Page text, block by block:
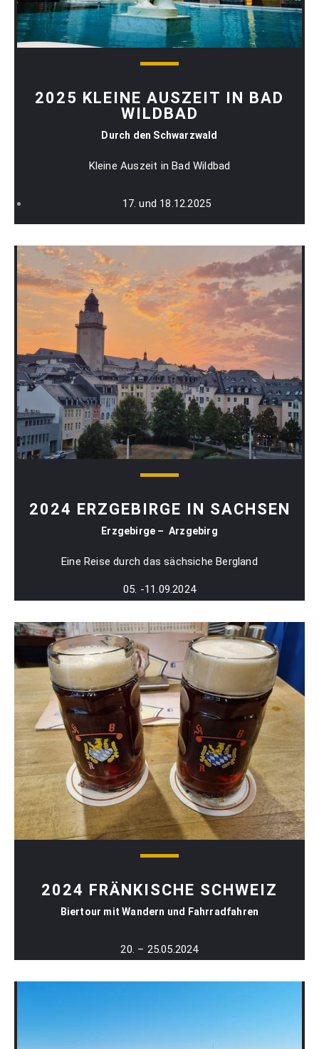
2025 KLEINE AUSZEIT IN BAD
WILDBAD
Durch den Schwarzwald
Kleine Auszeit in Bad Wildbad
17. und 18.12.2025
2024 ERZGEBIRGE IN SACHSEN
Erzgebirge – Arzgebirg
Eine Reise durch das sächsiche Bergland
05. -11.09.2024
2024 FRÄNKISCHE SCHWEIZ
Biertour mit Wandern und Fahrradfahren
20. – 25.05.2024